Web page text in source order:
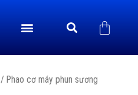
/ Phao cơ máy phun sương